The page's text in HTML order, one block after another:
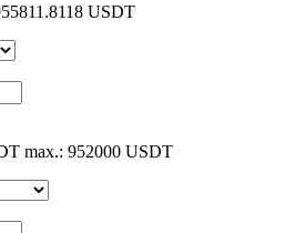
USDT
max.: 952000 USDT